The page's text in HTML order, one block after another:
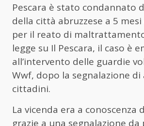
Pescara è stato condannato
della città abruzzese a 5
per il reato di
legge su Il Pescara, il caso è
all’intervento delle guardie
Wwf, dopo la segnalazione di
cittadini.
La vicenda era a conoscenza
grazie a una segnalazione da